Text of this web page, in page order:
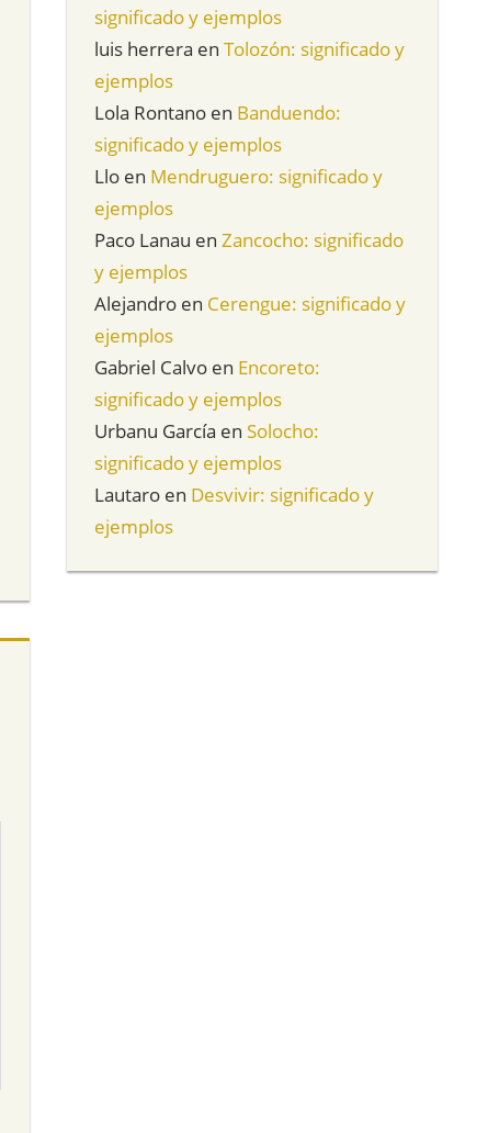
significado y ejemplos
luis herrera enTolozón: significado y
ejemplos
Lola Rontano en Banduendo:
significado y ejemplos
Llo en Mendruguero: significado y
ejemplos
Paco Lanau enZancocho: significado
y ejemplos
Alejandro en Cerengue: significado y
ejemplos
Gabriel Calvo en Encoreto:
significado y ejemplos
Urbanu García enSolocho:
significado y ejemplos
Lautaro en Desvivir: significado y
ejemplos